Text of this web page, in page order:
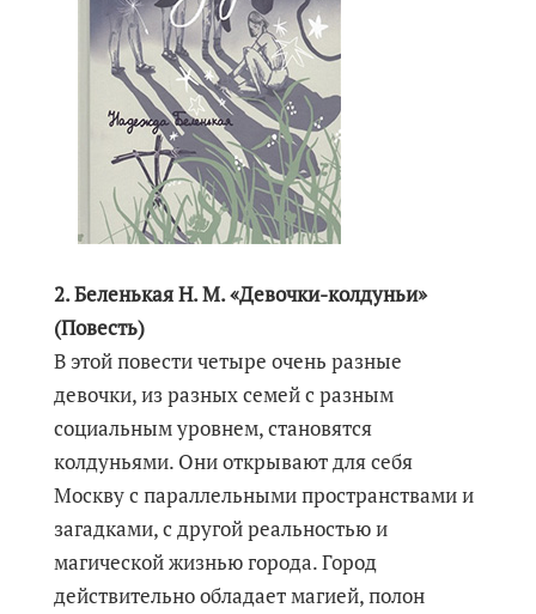
2. Беленькая Н. М. «Девочки-колдуньи»
(Повесть)
В этой повести четыре очень разные
девочки, из разных семей с разным
социальным уровнем, становятся
колдуньями. Они открывают для себя
Москву с параллельными пространствами и
загадками, с другой реальностью и
магической жизнью города. Город
действительно обладает магией, полон